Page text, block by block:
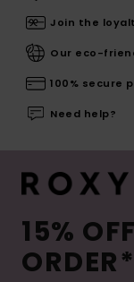
Join the
Our eco-
100% secure
Need help?
15%
ORDER*